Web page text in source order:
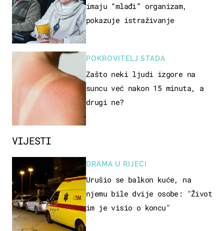
VIJESTI
DRAMA U RIJECI
Urušio se balkon kuće, na
njemu bile dvije osobe: "Život
im je visio o koncu"
imaju “mlađi” organizam,
pokazuje istraživanje
POKROVITELJ STADA
Zašto neki ljudi izgore na
suncu već nakon 15 minuta, a
drugi ne?